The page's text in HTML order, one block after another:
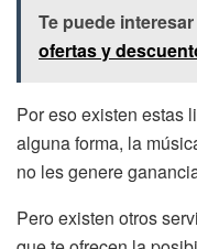
Te puede interesar
ofertas y
Por eso existen estas
alguna forma, la
no les genere
Pero existen otros